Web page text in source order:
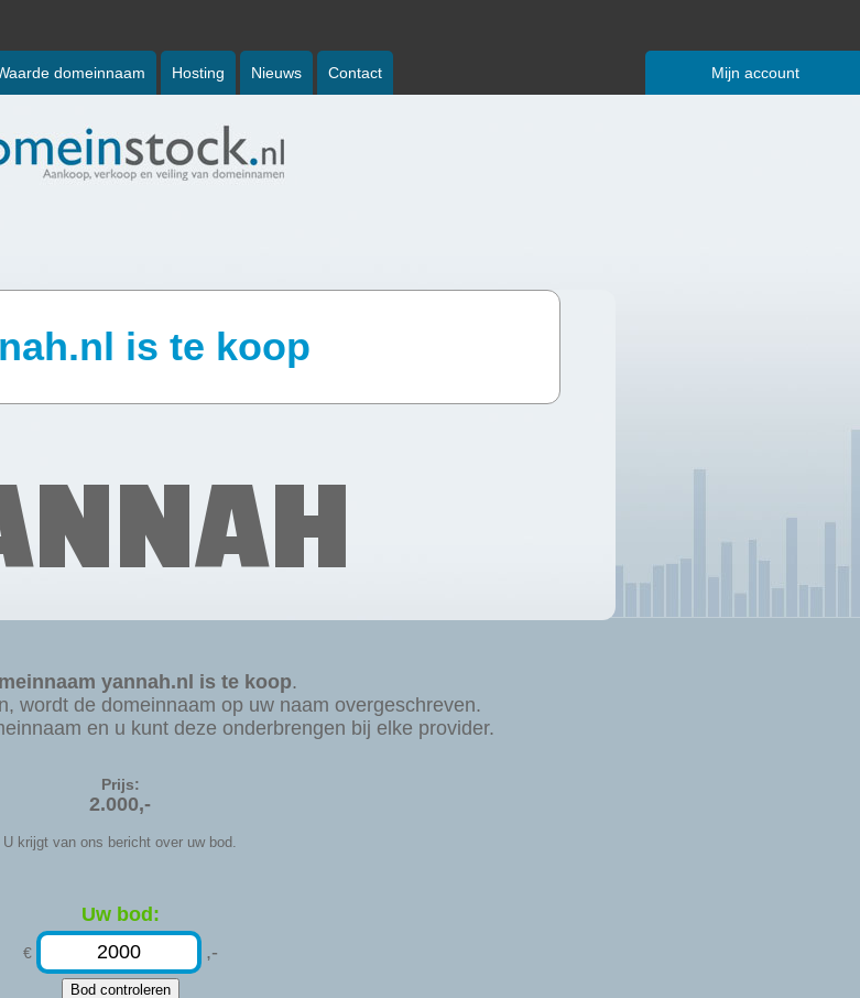
domeinnaam Hosting Nieuws Contact Mijn account
is te koop
yannah.nl is te koop.
wordt de domeinnaam op uw naam overgeschreven.
en u kunt deze onderbrengen bij elke provider.
Prijs:
2.000,-
U krijgt van ons bericht over uw bod.
Uw bod:
€ ,-